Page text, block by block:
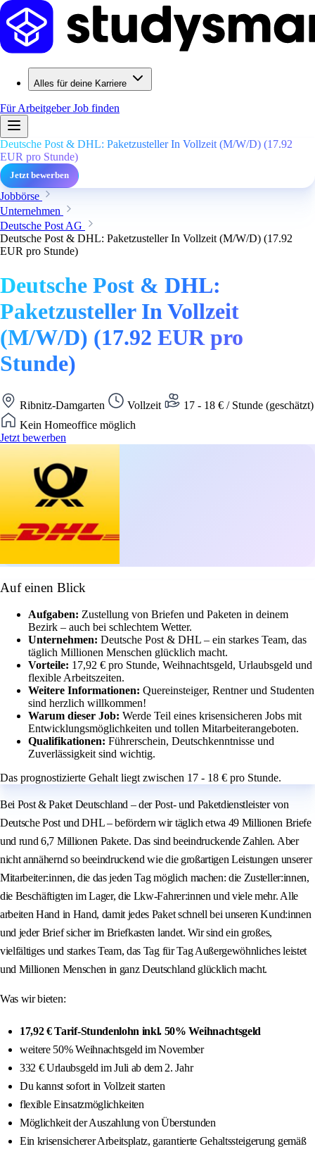
Alles für deine Karriere
Für ArbeitgeberJob finden
Deutsche Post & DHL: Paketzusteller In Vollzeit (M/W/D) (17.92
EUR pro Stunde)
Jetzt bewerben
Jobbörse
Unternehmen
Deutsche Post AG
Deutsche Post & DHL: Paketzusteller In Vollzeit (M/W/D) (17.92
EUR pro Stunde)
Deutsche Post & DHL:
Paketzusteller In Vollzeit
(M/W/D) (17.92 EUR pro
Stunde)
Ribnitz-Damgarten Vollzeit
17 - 18 € / Stunde (geschätzt)
Kein Homeoffice möglich
Jetzt bewerben
Auf einen Blick
Aufgaben: Zustellung von Briefen und Paketen in deinem
Bezirk – auch bei schlechtem Wetter.
Unternehmen: Deutsche Post & DHL – ein starkes Team, das
täglich Millionen Menschen glücklich macht.
Vorteile: 17,92 € pro Stunde, Weihnachtsgeld, Urlaubsgeld und
flexible Arbeitszeiten.
Weitere Informationen: Quereinsteiger, Rentner und Studenten
sind herzlich willkommen!
Warum dieser Job: Werde Teil eines krisensicheren Jobs mit
Entwicklungsmöglichkeiten und tollen Mitarbeiterangeboten.
Qualifikationen: Führerschein, Deutschkenntnisse und
Zuverlässigkeit sind wichtig.
Das prognostizierte Gehalt liegt zwischen 17 - 18 € pro Stunde.
Bei Post & Paket Deutschland – der Post- und Paketdienstleister von
Deutsche Post und DHL – befördern wir täglich etwa 49 Millionen Briefe
und rund 6,7 Millionen Pakete. Das sind beeindruckende Zahlen. Aber
nicht annähernd so beeindruckend wie die großartigen Leistungen unserer
Mitarbeiter:innen, die das jeden Tag möglich machen: die Zusteller:innen,
die Beschäftigten im Lager, die Lkw-Fahrer:innen und viele mehr. Alle
arbeiten Hand in Hand, damit jedes Paket schnell bei unseren Kund:innen
und jeder Brief sicher im Briefkasten landet. Wir sind ein großes,
vielfältiges und starkes Team, das Tag für Tag Außergewöhnliches leistet
und Millionen Menschen in ganz Deutschland glücklich macht.
Was wir bieten:
17,92 € Tarif-Stundenlohn inkl. 50% Weihnachtsgeld
weitere 50% Weihnachtsgeld im November
332 € Urlaubsgeld im Juli ab dem 2. Jahr
Du kannst sofort in Vollzeit starten
flexible Einsatzmöglichkeiten
Möglichkeit der Auszahlung von Überstunden
Ein krisensicherer Arbeitsplatz, garantierte Gehaltssteigerung gemäß